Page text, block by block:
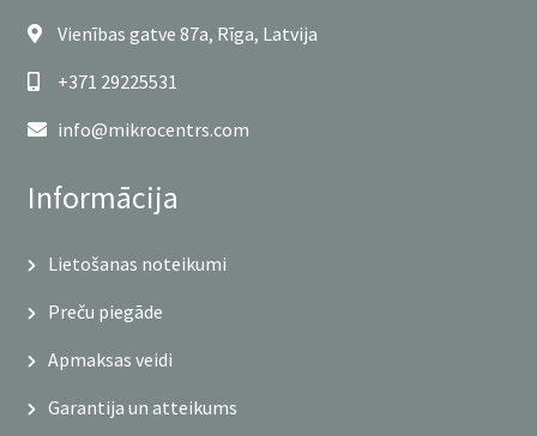
Vienības gatve 87a, Rīga, Latvija
+371 29225531
info@mikrocentrs.com
Informācija
Lietošanas noteikumi
Preču piegāde
Apmaksas veidi
Garantija un atteikums